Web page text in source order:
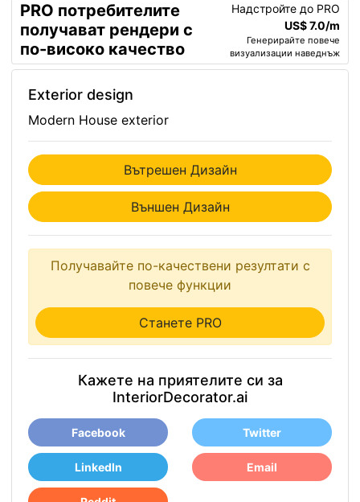
PRO потребителите
получават рендери с
по-високо качество
Надстройте до PRO
US$ 7.0/m
Генерирайте повече
визуализации наведнъж
Exterior design
Modern House exterior
Вътрешен Дизайн
Външен Дизайн
Получавайте по-качествени резултати с
повече функции
Станете PRO
Кажете на приятелите си за
InteriorDecorator.ai
Facebook Twitter
LinkedIn Email